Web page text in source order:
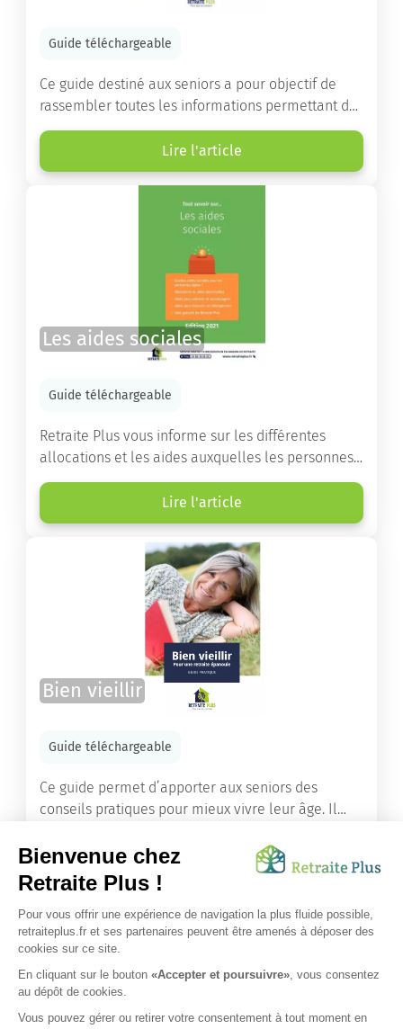
Guide téléchargeable
Ce guide destiné aux seniors a pour objectif de
rassembler toutes les informations permettant de
choisir la résidence services seniors adaptée.
Lire l'article
Les aides sociales
Guide téléchargeable
Retraite Plus vous informe sur les différentes
allocations et les aides auxquelles les personnes
âgées ont droit pour financer un séjour en maison
de retraite ou un maintien à domicile.
Lire l'article
Bien vieillir
Guide téléchargeable
Ce guide permet d’apporter aux seniors des
conseils pratiques pour mieux vivre leur âge. Il
améliorer sa santé grâce à l’alimentation...
Lire l'article
Vous avez besoin d’une aide de nos équipes ?
Obtenir les tarifs & disponibilités